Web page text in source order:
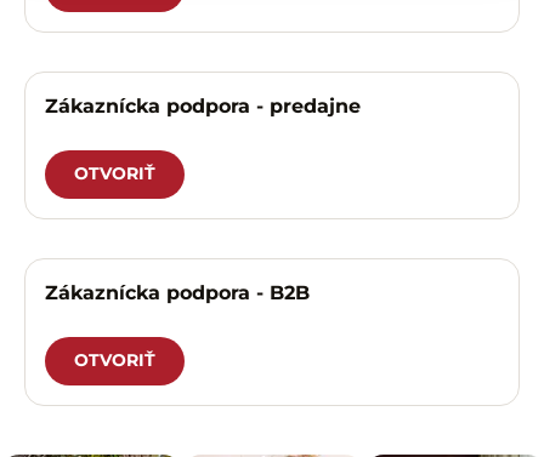
Zákaznícka podpora - predajne
OTVORIŤ
Zákaznícka podpora - B2B
OTVORIŤ